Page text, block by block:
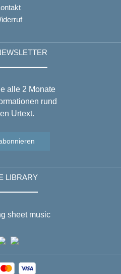
alle 2 Monate
rund
Urtext.
LIBRARY
sheet music